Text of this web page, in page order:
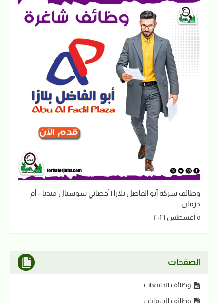
وظائف شركة أبو الفاضل بلازا | أخصائي سوشيال ميديا – أم
درمان
٥ أغسطس ٢٠٢٦
الصفحات
وظائف الجامعات
وظائف السفارات